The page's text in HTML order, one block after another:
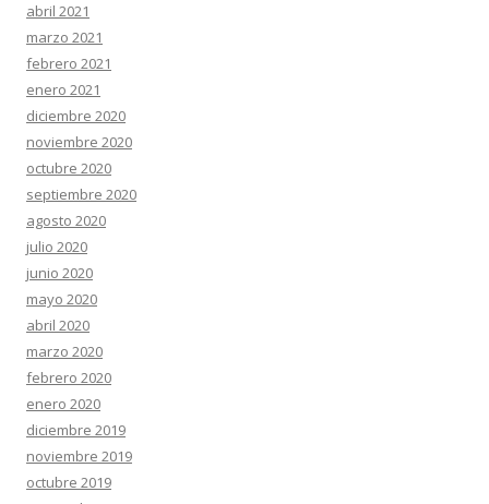
abril 2021
marzo 2021
febrero 2021
enero 2021
diciembre 2020
noviembre 2020
octubre 2020
septiembre 2020
agosto 2020
julio 2020
junio 2020
mayo 2020
abril 2020
marzo 2020
febrero 2020
enero 2020
diciembre 2019
noviembre 2019
octubre 2019